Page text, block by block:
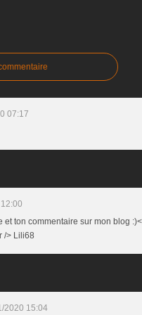
07:17
et ton commentaire sur mon blog
/> Lili68
2020 15:04